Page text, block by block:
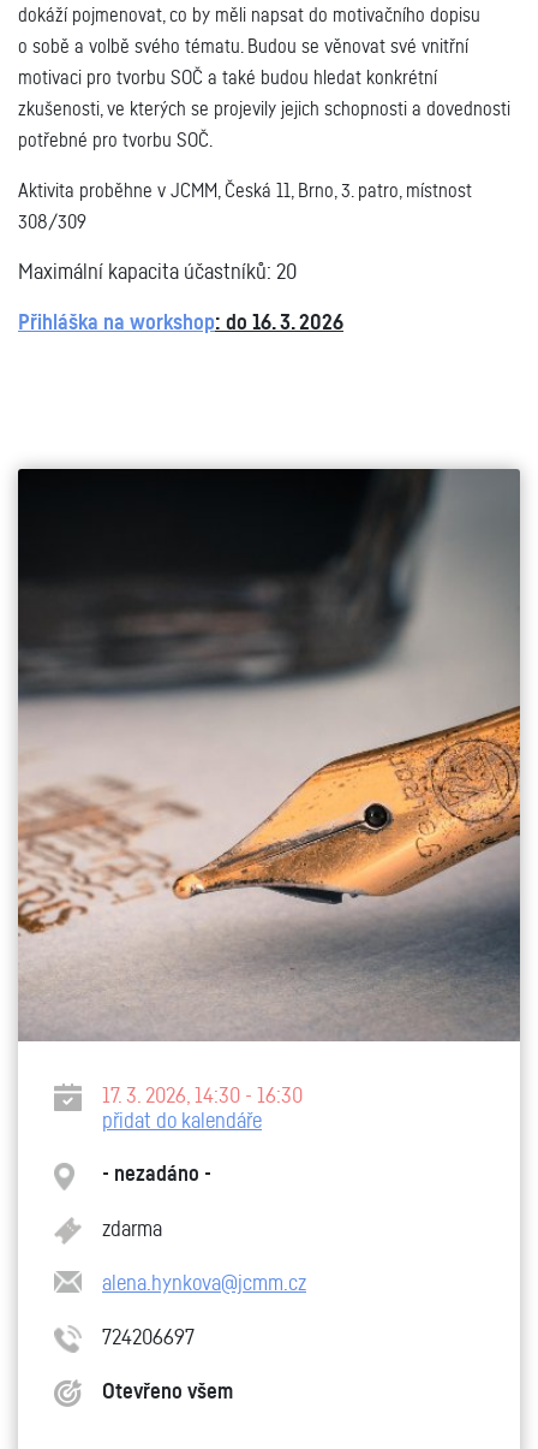
17. 3. 2026, 14:30 - 16:30
přidat do kalendáře
- nezadáno -
zdarma
alena.hynkova@jcmm.cz
724206697
Otevřeno všem
dokáží pojmenovat, co by měli napsat do motivačního dopisu
o sobě a volbě svého tématu. Budou se věnovat své vnitřní
motivaci pro tvorbu SOČ a také budou hledat konkrétní
zkušenosti, ve kterých se projevily jejich schopnosti a dovednosti
potřebné pro tvorbu SOČ.
Aktivita proběhne v JCMM, Česká 11, Brno, 3. patro, místnost
308/309
Maximální kapacita účastníků: 20
Přihláška na workshop: do 16. 3. 2026